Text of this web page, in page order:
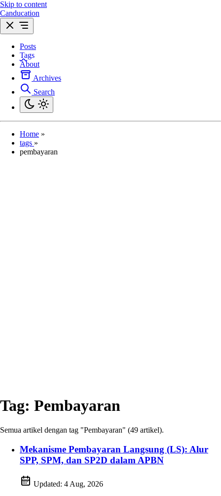
Skip to content
Canducation
Posts
Tags
About
Archives
Search
Home »
tags »
pembayaran
Tag: Pembayaran
Semua artikel dengan tag "Pembayaran" (49 artikel).
Mekanisme Pembayaran Langsung (LS): Alur
SPP, SPM, dan SP2D dalam APBN
Updated: 4 Aug, 2026